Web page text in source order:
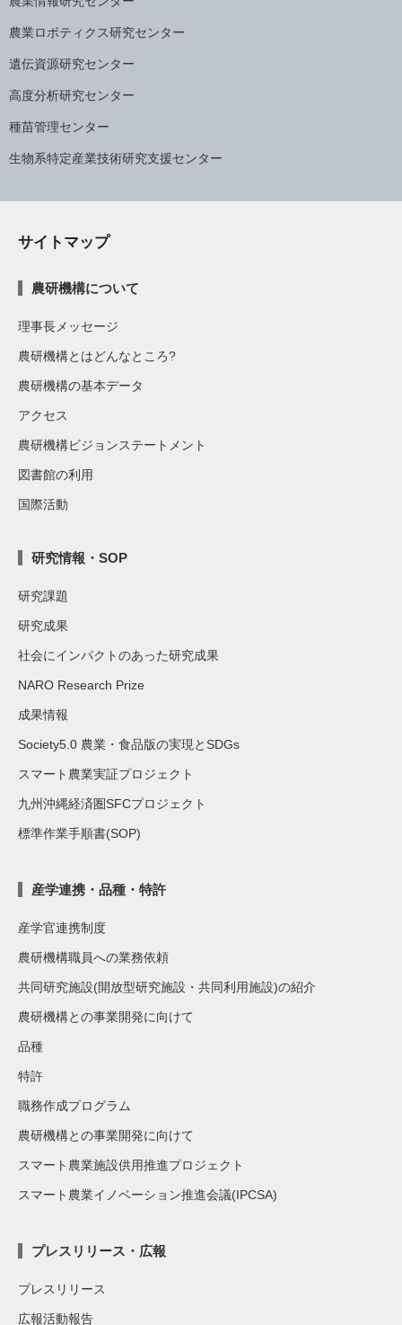
農業ロボティクス研究センター
遺伝資源研究センター
高度分析研究センター
種苗管理センター
生物系特定産業技術研究支援センター
サイトマップ
農研機構について
理事長メッセージ
農研機構とはどんなところ?
農研機構の基本データ
アクセス
農研機構ビジョンステートメント
図書館の利用
国際活動
研究情報・SOP
研究課題
研究成果
社会にインパクトのあった研究成果
NARO Research Prize
成果情報
Society5.0 農業・食品版の実現とSDGs
スマート農業実証プロジェクト
九州沖縄経済圏SFCプロジェクト
標準作業手順書(SOP)
産学連携・品種・特許
産学官連携制度
農研機構職員への業務依頼
共同研究施設(開放型研究施設・共同利用施設)の紹介
農研機構との事業開発に向けて
品種
特許
職務作成プログラム
農研機構との事業開発に向けて
スマート農業施設供用推進プロジェクト
スマート農業イノベーション推進会議(IPCSA)
プレスリリース・広報
プレスリリース
広報活動報告